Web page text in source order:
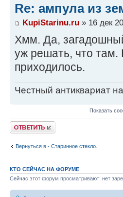
Re: ампула из
KupiStarinu.ru » 16 дек
Хмм. Да,
уж решать, что там.
приходилось.
Честный антиквариат на
Показать
Ответить
Вернуться в - Старинное стекло.
КТО СЕЙЧАС НА ФОРУМЕ
Сейчас этот форум просматривают: нет